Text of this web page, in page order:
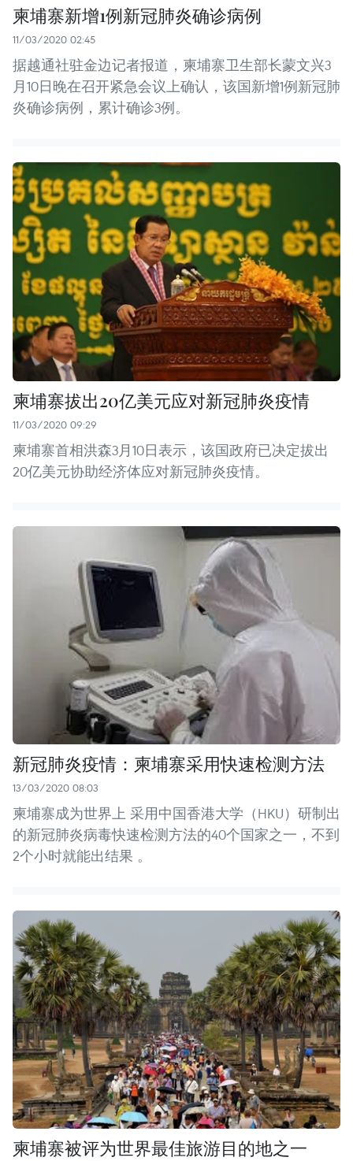
柬埔寨新增1例新冠肺炎确诊病例
11/03/2020 02:45
据越通社驻金边记者报道，柬埔寨卫生部长蒙文兴3
月10日晚在召开紧急会议上确认，该国新增1例新冠肺
炎确诊病例，累计确诊3例。
柬埔寨拔出20亿美元应对新冠肺炎疫情
11/03/2020 09:29
柬埔寨首相洪森3月10日表示，该国政府已决定拔出
20亿美元协助经济体应对新冠肺炎疫情。
新冠肺炎疫情：柬埔寨采用快速检测方法
13/03/2020 08:03
柬埔寨成为世界上 采用中国香港大学（HKU）研制出
的新冠肺炎病毒快速检测方法的40个国家之一，不到
2个小时就能出结果 。
柬埔寨被评为世界最佳旅游目的地之一